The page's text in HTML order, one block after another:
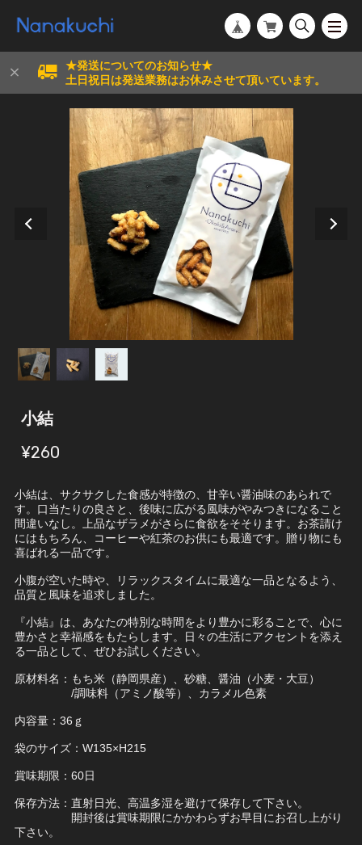
★発送についてのお知らせ★
土日祝日は発送業務はお休みさせて頂いています。
小結
¥260
小結は、サクサクした食感が特徴の、甘辛い醤油味のあられで
す。口当たりの良さと、後味に広がる風味がやみつきになること
間違いなし。上品なザラメがさらに食欲をそそります。お茶請け
にはもちろん、コーヒーや紅茶のお供にも最適です。贈り物にも
喜ばれる一品です。
小腹が空いた時や、リラックスタイムに最適な一品となるよう、
品質と風味を追求しました。
『小結』は、あなたの特別な時間をより豊かに彩ることで、心に
豊かさと幸福感をもたらします。日々の生活にアクセントを添え
る一品として、ぜひお試しください。
原材料名：もち米（静岡県産）、砂糖、醤油（小麦・大豆）
/調味料（アミノ酸等）、カラメル色素
内容量：36ｇ
袋のサイズ：W135×H215
賞味期限：60日
保存方法：直射日光、高温多湿を避けて保存して下さい。
開封後は賞味期限にかかわらずお早目にお召し上がり
下さい。